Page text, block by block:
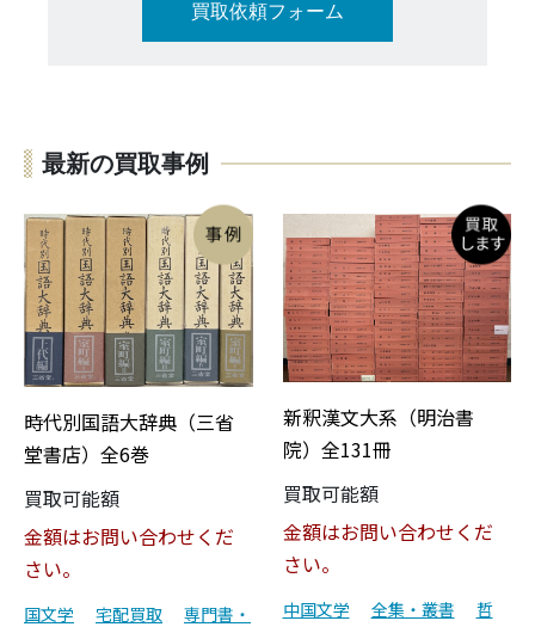
買取依頼フォーム
最新の買取事例
時代別国語大辞典（三省
堂書店）全6巻
買取可能額
金額はお問い合わせくだ
さい。
国文学 宅配買取
専門書・
新釈漢文大系（明治書
院）全131冊
買取可能額
金額はお問い合わせくだ
さい。
中国文学 全集・叢書
哲